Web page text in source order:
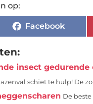
op:
Facebook
insect
schiet te hulp! De
De